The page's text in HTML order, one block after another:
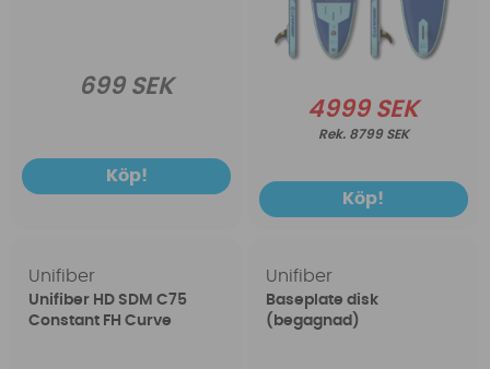
699 SEK
Köp!
4999 SEK
8799 SEK
Köp!
Unifiber
Unifiber HD SDM C75
Constant FH Curve
Unifiber
Baseplate disk
(begagnad)